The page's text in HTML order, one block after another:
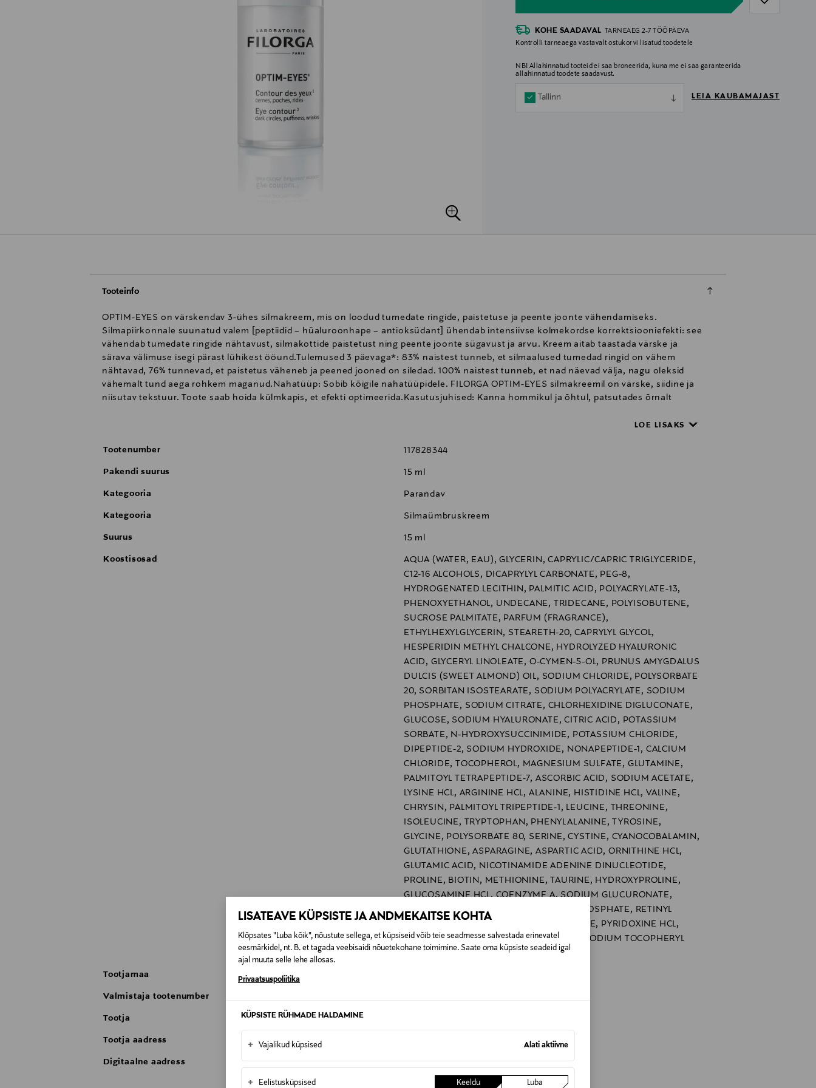
LISATEAVE KÜPSISTE JA ANDMEKAITSE KOHTA
Klõpsates "Luba kõik", nõustute sellega, et küpsiseid võib teie seadmesse salvestada erinevatel
eesmärkidel, nt. B. et tagada veebisaidi nõuetekohane toimimine. Saate oma küpsiste seadeid igal
ajal muuta selle lehe allosas.
Privaatsuspoliitika
KÜPSISTE RÜHMADE HALDAMINE
+ Vajalikud küpsised Alati aktiivne
+ Eelistusküpsised Keeldu Luba
KOHE SAADAVAL TARNEAEG 2-7 TÖÖPÄEVA
Kontrolli tarneaega vastavalt ostukorvi lisatud toodetele
NB! Allahinnatud tooteid ei saa broneerida, kuna me ei saa garanteerida
allahinnatud toodete saadavust.
Tallinn LEIA KAUBAMAJAST
Tooteinfo
OPTIM-EYES on värskendav 3-ühes silmakreem, mis on loodud tumedate ringide, paistetuse ja peente joonte vähendamiseks.
Silmapiirkonnale suunatud valem [peptiidid – hüaluroonhape – antioksüdant] ühendab intensiivse kolmekordse korrektsiooniefekti: see
vähendab tumedate ringide nähtavust, silmakottide paistetust ning peente joonte sügavust ja arvu. Kreem aitab taastada värske ja
särava välimuse isegi pärast lühikest ööund.Tulemused 3 päevaga*: 83% naistest tunneb, et silmaalused tumedad ringid on vähem
nähtavad, 76% tunnevad, et paistetus väheneb ja peened jooned on siledad. 100% naistest tunneb, et nad näevad välja, nagu oleksid
vähemalt tund aega rohkem maganud.Nahatüüp: Sobib kõigile nahatüüpidele. FILORGA OPTIM-EYES silmakreemil on värske, siidine ja
niisutav tekstuur. Toote saab hoida külmkapis, et efekti optimeerida.Kasutusjuhised: Kanna hommikul ja õhtul, patsutades õrnalt
LOE LISAKS
Tootenumber 117828344
Pakendi suurus 15 ml
Kategooria Parandav
Kategooria Silmaümbruskreem
Suurus 15 ml
Koostisosad
AQUA (WATER, EAU), GLYCERIN, CAPRYLIC/CAPRIC TRIGLYCERIDE,
C12-16 ALCOHOLS, DICAPRYLYL CARBONATE, PEG-8,
HYDROGENATED LECITHIN, PALMITIC ACID, POLYACRYLATE-13,
PHENOXYETHANOL, UNDECANE, TRIDECANE, POLYISOBUTENE,
SUCROSE PALMITATE, PARFUM (FRAGRANCE),
ETHYLHEXYLGLYCERIN, STEARETH-20, CAPRYLYL GLYCOL,
HESPERIDIN METHYL CHALCONE, HYDROLYZED HYALURONIC
ACID, GLYCERYL LINOLEATE, O-CYMEN-5-OL, PRUNUS AMYGDALUS
DULCIS (SWEET ALMOND) OIL, SODIUM CHLORIDE, POLYSORBATE
20, SORBITAN ISOSTEARATE, SODIUM POLYACRYLATE, SODIUM
PHOSPHATE, SODIUM CITRATE, CHLORHEXIDINE DIGLUCONATE,
GLUCOSE, SODIUM HYALURONATE, CITRIC ACID, POTASSIUM
SORBATE, N-HYDROXYSUCCINIMIDE, POTASSIUM CHLORIDE,
DIPEPTIDE-2, SODIUM HYDROXIDE, NONAPEPTIDE-1, CALCIUM
CHLORIDE, TOCOPHEROL, MAGNESIUM SULFATE, GLUTAMINE,
PALMITOYL TETRAPEPTIDE-7, ASCORBIC ACID, SODIUM ACETATE,
LYSINE HCL, ARGININE HCL, ALANINE, HISTIDINE HCL, VALINE,
CHRYSIN, PALMITOYL TRIPEPTIDE-1, LEUCINE, THREONINE,
ISOLEUCINE, TRYPTOPHAN, PHENYLALANINE, TYROSINE,
GLYCINE, POLYSORBATE 80, SERINE, CYSTINE, CYANOCOBALAMIN,
GLUTATHIONE, ASPARAGINE, ASPARTIC ACID, ORNITHINE HCL,
GLUTAMIC ACID, NICOTINAMIDE ADENINE DINUCLEOTIDE,
PROLINE, BIOTIN, METHIONINE, TAURINE, HYDROXYPROLINE,
GLUCOSAMINE HCL, COENZYME A, SODIUM GLUCURONATE,
THIAMINE DIPHOSPHATE, DISODIUM PHOSPHATE, RETINYL
ACETATE, INOSITOL, NIACIN, NIACINAMIDE, PYRIDOXINE HCL,
CALCIUM PANTOTHENATE, RIBOFLAVIN, SODIUM TOCOPHERYL
PHOSPHATE, THIAMINE HCL, FOLIC ACID
Tootjamaa
Valmistaja tootenumber
Tootja
Tootja aadress Miestentie 9 C, 02150 Espoo, Finland
Digitaalne aadress kuluttajapalvelu@sirowa.com